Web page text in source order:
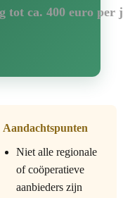
tot ca. 400 euro per
Aandachtspunten
Niet alle regionale
of coöperatieve
aanbieders zijn